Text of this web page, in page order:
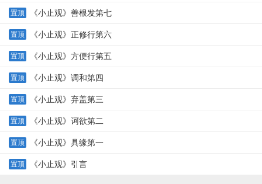
置顶 《小止观》善根发第七
置顶 《小止观》正修行第六
置顶 《小止观》方便行第五
置顶 《小止观》调和第四
置顶 《小止观》弃盖第三
置顶 《小止观》诃欲第二
置顶 《小止观》具缘第一
置顶 《小止观》引言